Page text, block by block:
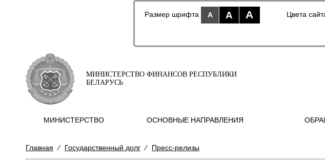
Размер шрифта A A A Цвета
МИНИСТЕРСТВО ФИНАНСОВ РЕСПУБЛИКИ
БЕЛАРУСЬ
МИНИСТЕРСТВО ОСНОВНЫЕ НАПРАВЛЕНИЯ
Главная ⁄ Государственный долг ⁄ Пресс-релизы